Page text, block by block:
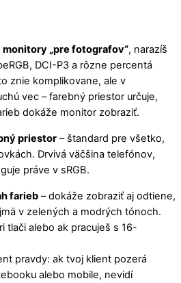
monitory „pre fotografov“, narazíš
DCI-P3 a rôzne percentá
znie komplikovane, ale v
vec – farebný priestor určuje,
dokáže monitor zobraziť.
priestor – štandard pre všetko,
Drvivá väčšina telefónov,
práve v sRGB.
farieb – dokáže zobraziť aj odtiene,
v zelených a modrých tónoch.
tlači alebo ak pracuješ s 16-
pravdy: ak tvoj klient pozerá
alebo mobile, nevidí